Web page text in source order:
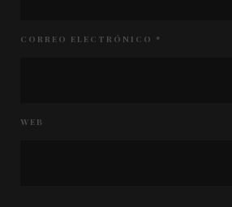
CORREO ELECTRÓNICO *
WEB